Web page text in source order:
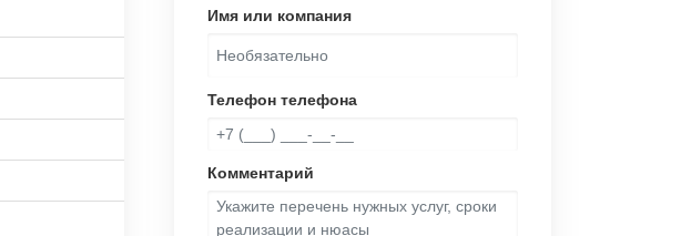
Имя или компания
Телефон телефона
Комментарий